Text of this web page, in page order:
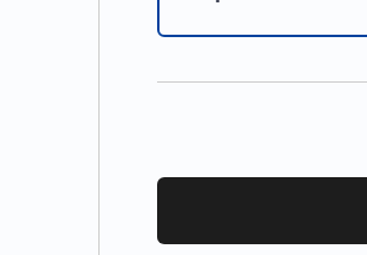
Aucune valeur